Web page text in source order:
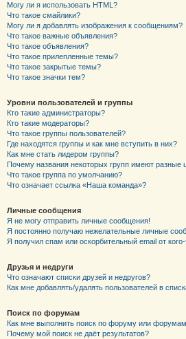
Могу ли я использовать HTML?
Что такое смайлики?
Могу ли я добавлять изображения к сообщениям?
Что такое важные объявления?
Что такое объявления?
Что такое прилепленные темы?
Что такое закрытые темы?
Что такое значки тем?
Уровни пользователей и группы
Кто такие администраторы?
Кто такие модераторы?
Что такое группы пользователей?
Где находятся группы и как мне вступить в них?
Как мне стать лидером группы?
Почему названия некоторых групп имеют разные
Что такое группа по умолчанию?
Что означает ссылка «Наша команда»?
Личные сообщения
Я не могу отправить личные сообщения!
Я постоянно получаю нежелательные личные
Я получил спам или оскорбительный email от
Друзья и недруги
Что означают списки друзей и недругов?
Как мне добавлять/удалять пользователей в
Поиск по форумам
Как мне выполнить поиск по форуму или
Почему мой поиск не даёт результатов?